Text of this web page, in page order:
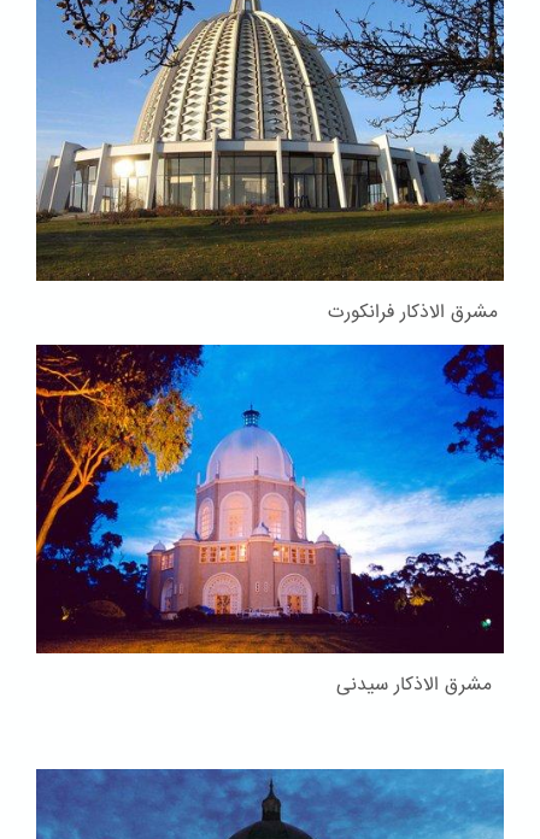
مشرق الاذکار فرانکورت
مشرق الاذکار سیدنی